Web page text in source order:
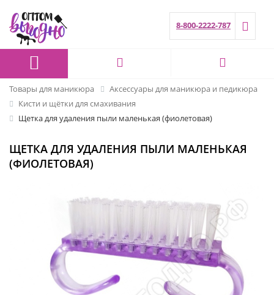
8-800-2222-787
Товары для маникюра
Аксессуары для маникюра и педикюра
Кисти и щётки для смахивания
Щетка для удаления пыли маленькая (фиолетовая)
ЩЕТКА ДЛЯ УДАЛЕНИЯ ПЫЛИ МАЛЕНЬКАЯ
(ФИОЛЕТОВАЯ)